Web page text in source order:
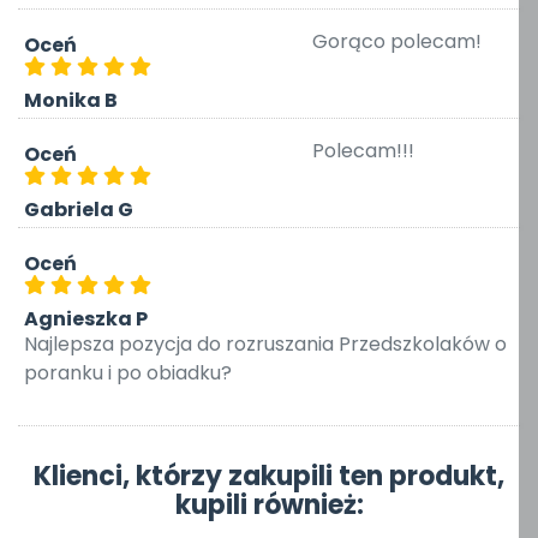
Oceń
Monika B
Gorąco polecam!
Oceń
Gabriela G
Polecam!!!
Oceń
Agnieszka P
Najlepsza pozycja do rozruszania Przedszkolaków o
poranku i po obiadku?
Klienci, którzy zakupili ten produkt,
kupili również: